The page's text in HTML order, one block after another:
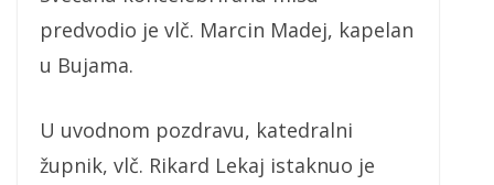
predvodio je vlč. Marcin Madej, kapelan
u Bujama.
U uvodnom pozdravu, katedralni
župnik, vlč. Rikard Lekaj istaknuo je